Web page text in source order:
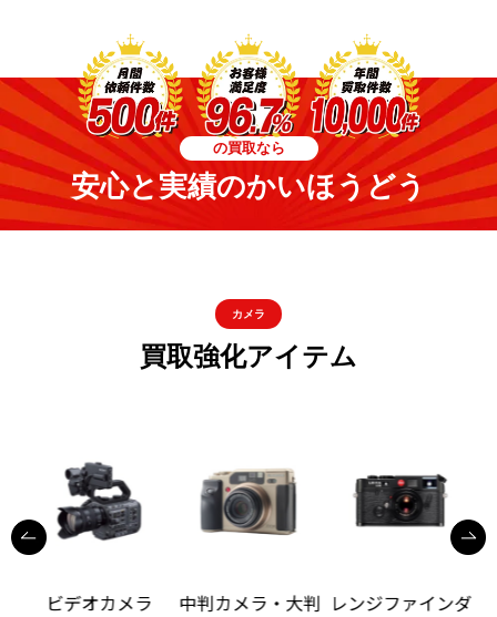
の買取なら
安心と実績のかいほうどう
カメラ
買取強化アイテム
ビデオカメラ
中判カメラ・大判 レンジファインダ